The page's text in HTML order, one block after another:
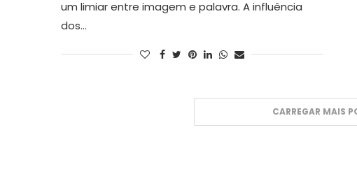
um limiar entre imagem e palavra. A influência
dos…
CARREGAR MAIS